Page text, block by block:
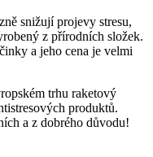
snižují projevy stresu,
z přírodních složek.
a jeho cena je velmi
trhu raketový
produktů.
a z dobrého důvodu!